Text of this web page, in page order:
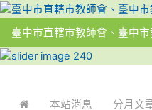
臺中市直轄市教師會、臺中
本站消息 分月文